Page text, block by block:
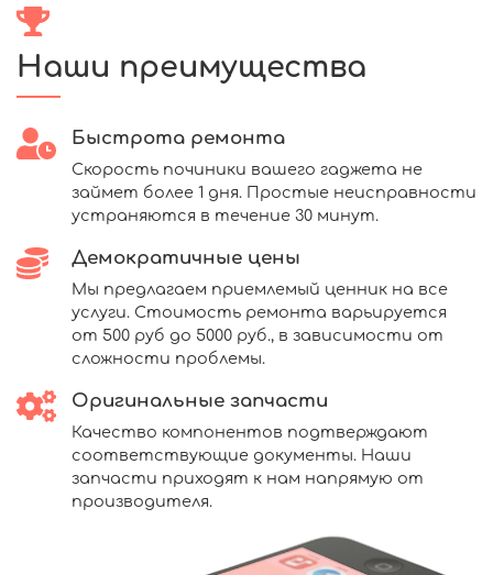
Наши преимущества
Быстрота ремонта
Скорость починики вашего гаджета не
займет более 1 дня. Простые неисправности
устраняются в течение 30 минут.
Демократичные цены
Мы предлагаем приемлемый ценник на все
услуги. Стоимость ремонта варьируется
от 500 руб до 5000 руб., в зависимости от
сложности проблемы.
Оригинальные запчасти
Качество компонентов подтверждают
соответствующие документы. Наши
запчасти приходят к нам напрямую от
производителя.